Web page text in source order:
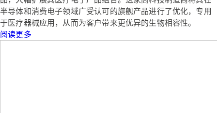
半导体和消费电子领域广受认可的旗舰产品进行了优化，专用
于医疗器械应用，从而为客户带来更优异的生物相容性。
阅读更多